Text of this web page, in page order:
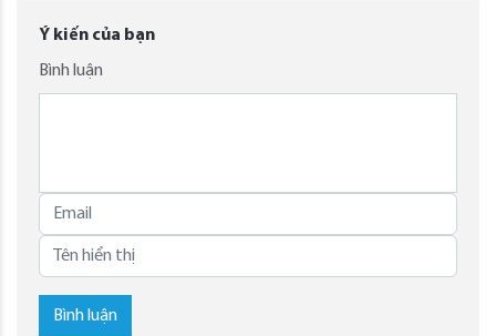
Ý kiến của bạn
Bình luận
Bình luận